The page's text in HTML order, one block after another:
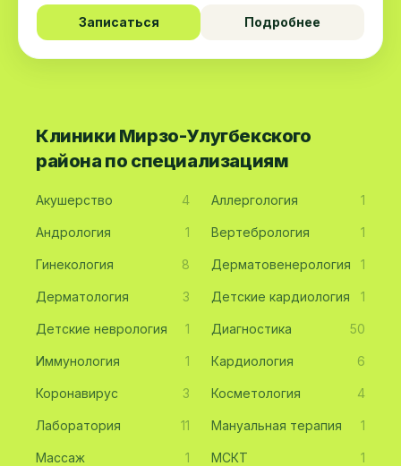
Записаться Подробнее
Клиники Мирзо-Улугбекского
района по специализациям
Акушерство 4 Аллергология 1
Андрология 1 Вертебрология 1
Гинекология 8 Дерматовенерология 1
Дерматология 3 Детские кардиология 1
Детские неврология 1 Диагностика 50
Иммунология 1 Кардиология 6
Коронавирус 3 Косметология 4
Лаборатория 11 Мануальная терапия 1
Массаж 1 МСКТ 1